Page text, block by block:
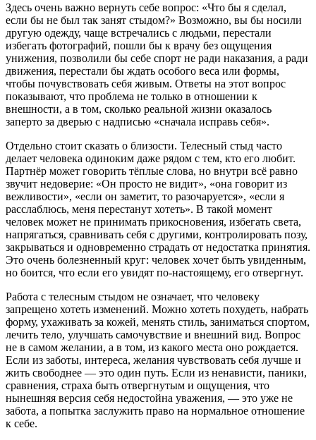
Здесь очень важно вернуть себе вопрос: «Что бы я сделал,
если бы не был так занят стыдом?» Возможно, вы бы носили
другую одежду, чаще встречались с людьми, перестали
избегать фотографий, пошли бы к врачу без ощущения
унижения, позволили бы себе спорт не ради наказания, а ради
движения, перестали бы ждать особого веса или формы,
чтобы почувствовать себя живым. Ответы на этот вопрос
показывают, что проблема не только в отношении к
внешности, а в том, сколько реальной жизни оказалось
заперто за дверью с надписью «сначала исправь себя».
Отдельно стоит сказать о близости. Телесный стыд часто
делает человека одиноким даже рядом с тем, кто его любит.
Партнёр может говорить тёплые слова, но внутри всё равно
звучит недоверие: «Он просто не видит», «она говорит из
вежливости», «если он заметит, то разочаруется», «если я
расслаблюсь, меня перестанут хотеть». В такой момент
человек может не принимать прикосновения, избегать света,
напрягаться, сравнивать себя с другими, контролировать позу,
закрываться и одновременно страдать от недостатка принятия.
Это очень болезненный круг: человек хочет быть увиденным,
но боится, что если его увидят по-настоящему, его отвергнут.
Работа с телесным стыдом не означает, что человеку
запрещено хотеть изменений. Можно хотеть похудеть, набрать
форму, ухаживать за кожей, менять стиль, заниматься спортом,
лечить тело, улучшать самочувствие и внешний вид. Вопрос
не в самом желании, а в том, из какого места оно рождается.
Если из заботы, интереса, желания чувствовать себя лучше и
жить свободнее — это один путь. Если из ненависти, паники,
сравнения, страха быть отвергнутым и ощущения, что
нынешняя версия себя недостойна уважения, — это уже не
забота, а попытка заслужить право на нормальное отношение
к себе.